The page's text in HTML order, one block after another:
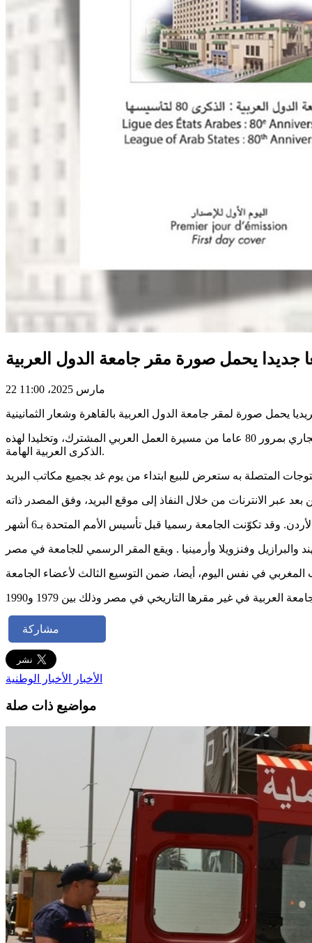
جديدا يحمل صورة مقر جامعة الدول العربية
22 مارس 2025، 11:00
ويأتي هذا الاصدار الجديد وفق بلاغ صادر اليوم عن الادارة العامة للبريد التونسي في اطار احتفال جامعة الدول العربية خلال شهر مارس الجاري بمرور 80 عاما من مسيرة العمل العربي المشترك، وتخليدا لهذه
الذكرى العربية الهامة.
مشاركة
الأخبار الأخبار الوطنية
مواضيع ذات صلة